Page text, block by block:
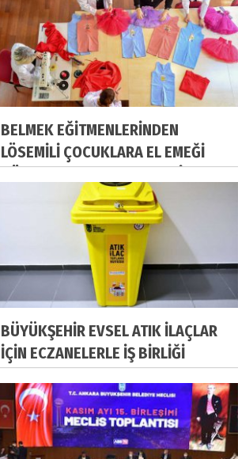
BELMEK EĞİTMENLERİNDEN
LÖSEMİLİ ÇOCUKLARA EL EMEĞİ
BÜYÜKŞEHİR EVSEL ATIK İLAÇLAR
İÇİN ECZANELERLE İŞ BİRLİĞİ